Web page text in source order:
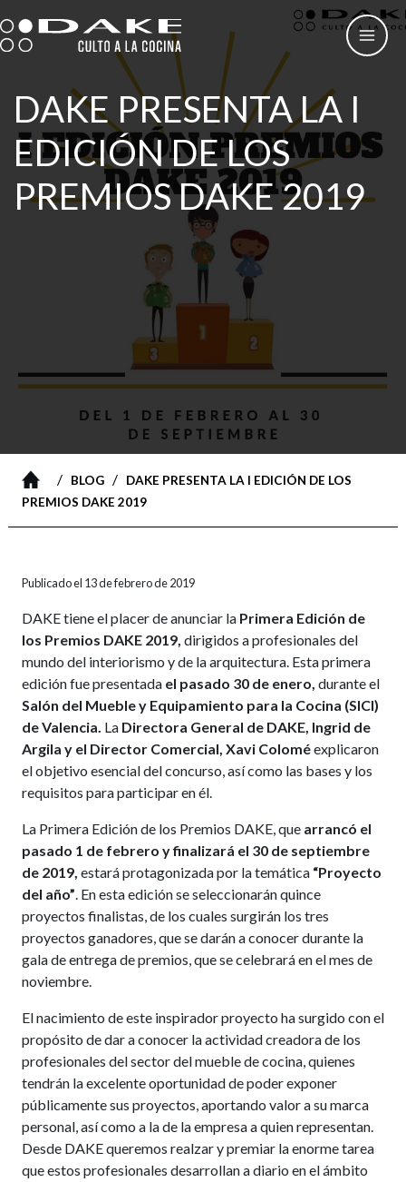
al
contenido
DAKE PRESENTA LA I
EDICIÓN DE LOS
PREMIOS DAKE 2019
/ BLOG/
DAKE PRESENTA LA I EDICIÓN DE LOS
PREMIOS DAKE 2019
Publicado el 13 de febrero de 2019
DAKE tiene el placer de anunciar la Primera Edición de
los Premios DAKE 2019, dirigidos a profesionales del
mundo del interiorismo y de la arquitectura. Esta primera
edición fue presentada el pasado 30 de enero, durante el
Salón del Mueble y Equipamiento para la Cocina (SICI)
de Valencia. La Directora General de DAKE, Ingrid de
Argila y el Director Comercial, Xavi Coloméexplicaron
el objetivo esencial del concurso, así como las bases y los
requisitos para participar en él.
La Primera Edición de los Premios DAKE, quearrancó el
pasado 1 de febrero y finalizará el 30 de septiembre
de 2019, estará protagonizada por la temática “Proyecto
del año”. En esta edición se seleccionarán quince
proyectos finalistas, de los cuales surgirán los tres
proyectos ganadores, que se darán a conocer durante la
gala de entrega de premios, que se celebrará en el mes de
noviembre.
El nacimiento de este inspirador proyecto ha surgido con el
propósito de dar a conocer la actividad creadora de los
profesionales del sector del mueble de cocina, quienes
tendrán la excelente oportunidad de poder exponer
públicamente sus proyectos, aportando valor a su marca
personal, así como a la de la empresa a quien representan.
Desde DAKE queremos realzar y premiar la enorme tarea
que estos profesionales desarrollan a diario en el ámbito